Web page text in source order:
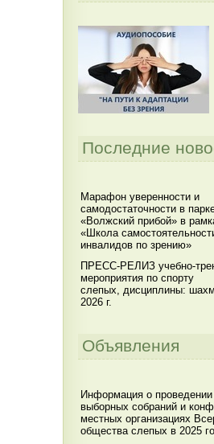
Последние
Марафон уверенности и
самодостаточности в
«Волжский прибой» в
«Школа
инвалидов по зрению»
ПРЕСС-РЕЛИЗ учебно-
мероприятия по спорту
слепых, дисциплины:
2026 г.
Объявления
Информация о проведении
выборных собраний и
местных организациях
общества слепых в 2025